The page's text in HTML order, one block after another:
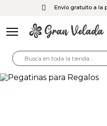
Envío gratuito a la